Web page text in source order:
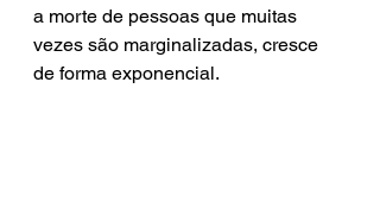
a morte de pessoas que muitas
vezes são marginalizadas, cresce
de forma exponencial.